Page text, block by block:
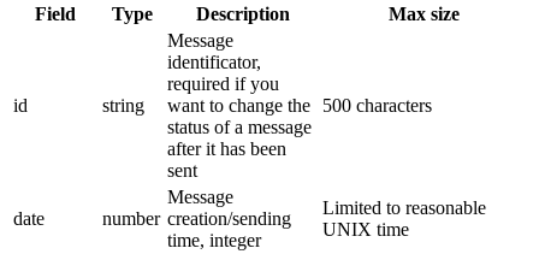
Field Type Description Max size
id string
Message
identificator,
required if you
want to change the
status of a message
after it has been
sent
500 characters
date number
Message
creation/sending
time, integer
Limited to reasonable
UNIX time